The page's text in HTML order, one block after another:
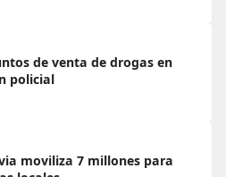
de venta de drogas en
policial
moviliza 7 millones para